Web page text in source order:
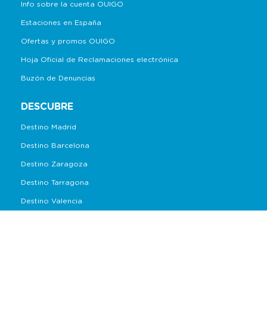
Info sobre la cuenta OUIGO
Estaciones en España
Ofertas y promos OUIGO
Hoja Oficial de Reclamaciones electrónica
Buzón de Denuncias
DESCUBRE
Destino Madrid
Destino Barcelona
Destino Zaragoza
Destino Tarragona
Destino Valencia